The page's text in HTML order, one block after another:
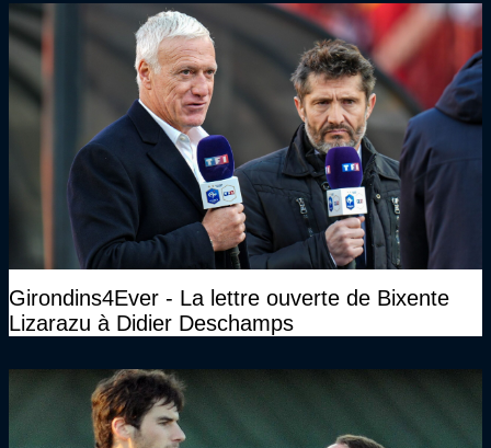
Girondins4Ever - La lettre ouverte de Bixente
Lizarazu à Didier Deschamps